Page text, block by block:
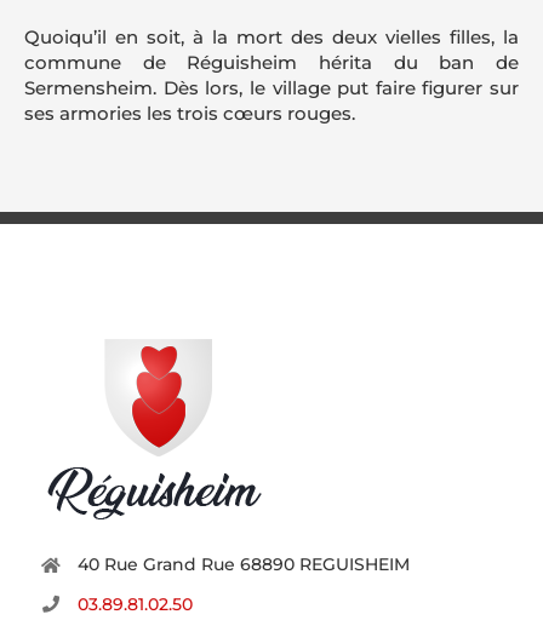
Quoiqu’il en soit, à la mort des deux vielles filles, la
commune de Réguisheim hérita du ban de
Sermensheim. Dès lors, le village put faire figurer sur
ses armories les trois cœurs rouges.
40 Rue Grand Rue 68890 REGUISHEIM
03.89.81.02.50